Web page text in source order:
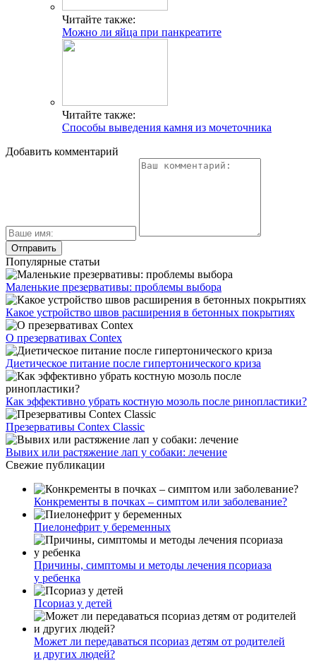
Читайте также:
Можно ли яйца при панкреатите
Читайте также:
Способы выведения камня из мочеточника
Добавить комментарий
Популярные статьи
Маленькие презервативы: проблемы выбора
Какое устройство швов расширения в бетонных покрытиях
О презервативах Contex
Диетическое питание после гипертонического криза
Как эффективно убрать костную мозоль после ринопластики?
Презервативы Contex Classic
Вывих или растяжение лап у собаки: лечение
Свежие публикации
Конкременты в почках – симптом или заболевание?
Пиелонефрит у беременных
Причины, симптомы и методы лечения псориаза
у ребенка
Псориаз у детей
Может ли передаваться псориаз детям от родителей
и других людей?